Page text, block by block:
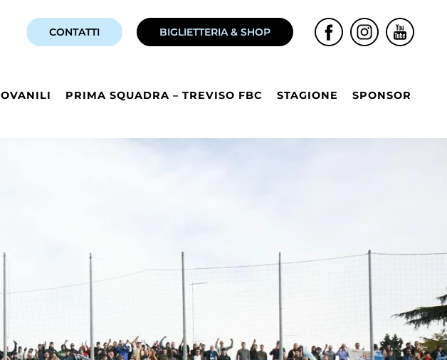
CONTATTI BIGLIETTERIA & SHOP
PRIMA SQUADRA – TREVISO FBC STAGIONE SPONSOR